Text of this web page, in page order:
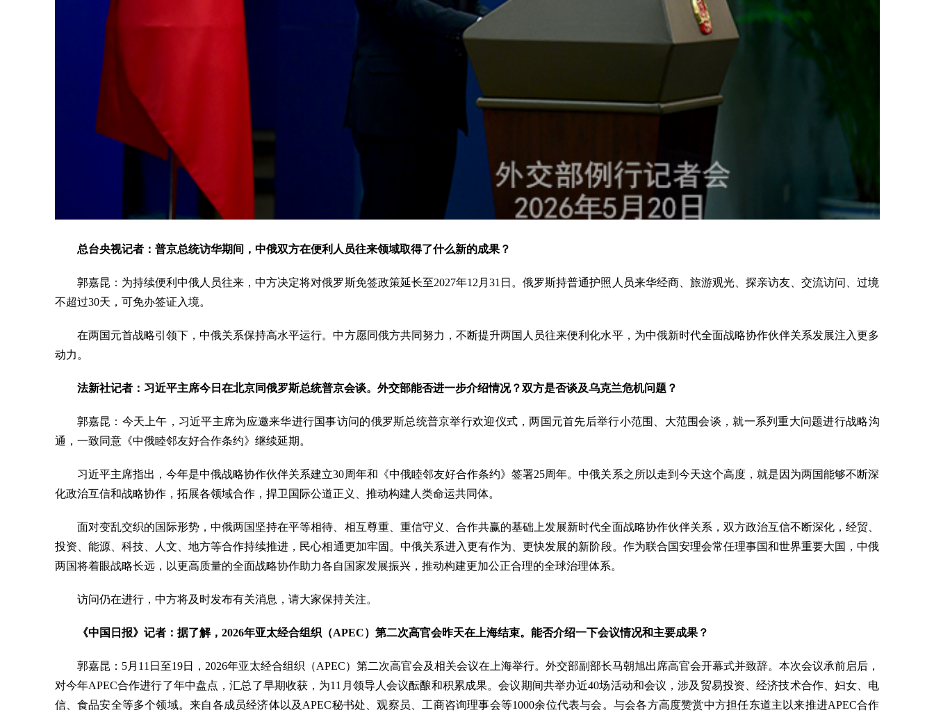
总台央视记者：普京总统访华期间，中俄双方在便利人员往来领域取得了什么新的成果？
郭嘉昆：为持续便利中俄人员往来，中方决定将对俄罗斯免签政策延长至2027年12月31日。俄罗斯持普通护照人员来华经商、旅游观光、探亲访友、交流访问、过境
不超过30天，可免办签证入境。
在两国元首战略引领下，中俄关系保持高水平运行。中方愿同俄方共同努力，不断提升两国人员往来便利化水平，为中俄新时代全面战略协作伙伴关系发展注入更多
动力。
法新社记者：习近平主席今日在北京同俄罗斯总统普京会谈。外交部能否进一步介绍情况？双方是否谈及乌克兰危机问题？
郭嘉昆：今天上午，习近平主席为应邀来华进行国事访问的俄罗斯总统普京举行欢迎仪式，两国元首先后举行小范围、大范围会谈，就一系列重大问题进行战略沟
通，一致同意《中俄睦邻友好合作条约》继续延期。
习近平主席指出，今年是中俄战略协作伙伴关系建立30周年和《中俄睦邻友好合作条约》签署25周年。中俄关系之所以走到今天这个高度，就是因为两国能够不断深
化政治互信和战略协作，拓展各领域合作，捍卫国际公道正义、推动构建人类命运共同体。
面对变乱交织的国际形势，中俄两国坚持在平等相待、相互尊重、重信守义、合作共赢的基础上发展新时代全面战略协作伙伴关系，双方政治互信不断深化，经贸、
投资、能源、科技、人文、地方等合作持续推进，民心相通更加牢固。中俄关系进入更有作为、更快发展的新阶段。作为联合国安理会常任理事国和世界重要大国，中俄
两国将着眼战略长远，以更高质量的全面战略协作助力各自国家发展振兴，推动构建更加公正合理的全球治理体系。
访问仍在进行，中方将及时发布有关消息，请大家保持关注。
《中国日报》记者：据了解，2026年亚太经合组织（APEC）第二次高官会昨天在上海结束。能否介绍一下会议情况和主要成果？
郭嘉昆：5月11日至19日，2026年亚太经合组织（APEC）第二次高官会及相关会议在上海举行。外交部副部长马朝旭出席高官会开幕式并致辞。本次会议承前启后，
对今年APEC合作进行了年中盘点，汇总了早期收获，为11月领导人会议酝酿和积累成果。会议期间共举办近40场活动和会议，涉及贸易投资、经济技术合作、妇女、电
信、食品安全等多个领域。来自各成员经济体以及APEC秘书处、观察员、工商咨询理事会等1000余位代表与会。与会各方高度赞赏中方担任东道主以来推进APEC合作